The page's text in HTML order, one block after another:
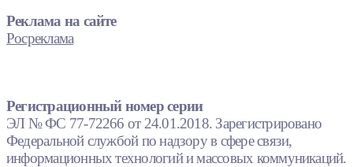
Реклама на сайте
Росреклама
Регистрационный номер серии
ЭЛ № ФС 77-72266 от 24.01.2018. Зарегистрировано
Федеральной службой по надзору в сфере связи,
информационных технологий и массовых коммуникаций.